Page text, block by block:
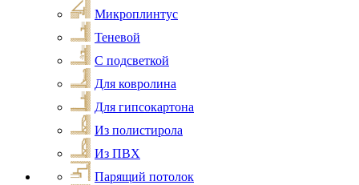
Микроплинтус
Теневой
С подсветкой
Для ковролина
Для гипсокартона
Из полистирола
Из ПВХ
Парящий потолок